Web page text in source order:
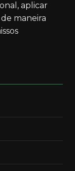
aplicar
maneira